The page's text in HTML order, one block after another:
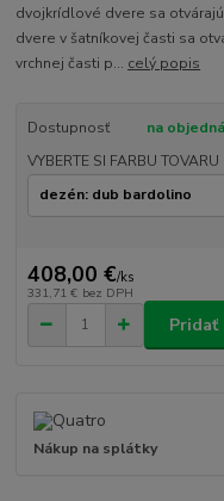
dvojkrídlové dvere sa
dvere v šatníkovej časti sa
vrchnej časti p... celý popis
Dostupnosť
na
VYBERTE SI FARBU TOVARU
408,00 €/ks
331,71 € bez DPH
Pridať
Nákup na splátky